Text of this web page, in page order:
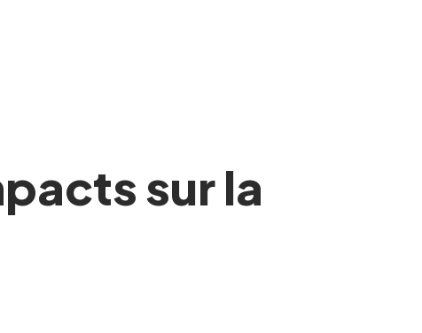
sur la